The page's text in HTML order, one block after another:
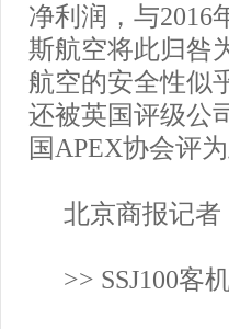
净利润，与2016
斯航空将此归咎
航空的安全性似
还被英国评级公
国APEX协会评
北京商报记者
>> SSJ100客